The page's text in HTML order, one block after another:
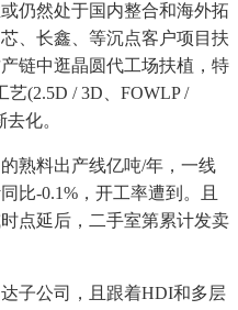
仍然处于国内整合和海外拓
、长鑫、等沉点客户项目扶
链中逛晶圆代工场扶植，特
(2.5D / 3D、FOWLP /
化。
料出产线亿吨/年，一线
比-0.1%，开工率遭到。且
点延后，二手室第累计发卖
公司，且跟着HDI和多层